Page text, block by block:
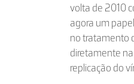
volta de 2010
agora um
no tratamento
diretamente
replicação do